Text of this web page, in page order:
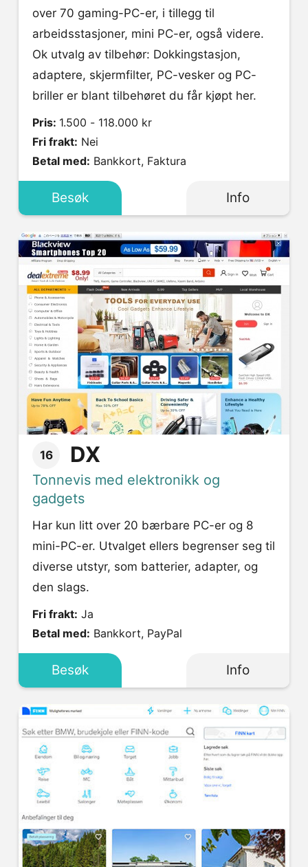
over 70 gaming-PC-er, i tillegg til
arbeidsstasjoner, mini PC-er, også videre.
Ok utvalg av tilbehør: Dokkingstasjon,
adaptere, skjermfilter, PC-vesker og PC-
briller er blant tilbehøret du får kjøpt her.
Pris: 1.500 - 118.000 kr
Fri frakt: Nei
Betal med: Bankkort, Faktura
Besøk Info
16 DX
Tonnevis med elektronikk og
gadgets
Har kun litt over 20 bærbare PC-er og 8
mini-PC-er. Utvalget ellers begrenser seg til
diverse utstyr, som batterier, adapter, og
den slags.
Fri frakt: Ja
Betal med: Bankkort, PayPal
Besøk Info